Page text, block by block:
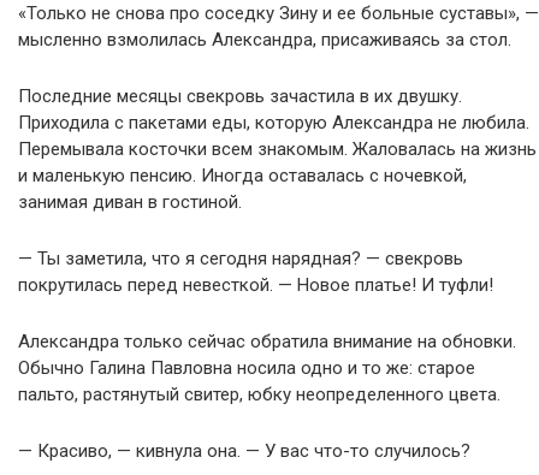
«Только не снова про соседку Зину и ее больные суставы», —
мысленно взмолилась Александра, присаживаясь за стол.
Последние месяцы свекровь зачастила в их двушку.
Приходила с пакетами еды, которую Александра не любила.
Перемывала косточки всем знакомым. Жаловалась на жизнь
и маленькую пенсию. Иногда оставалась с ночевкой,
занимая диван в гостиной.
— Ты заметила, что я сегодня нарядная? — свекровь
покрутилась перед невесткой. — Новое платье! И туфли!
Александра только сейчас обратила внимание на обновки.
Обычно Галина Павловна носила одно и то же: старое
пальто, растянутый свитер, юбку неопределенного цвета.
— Красиво, — кивнула она. — У вас что-то случилось?